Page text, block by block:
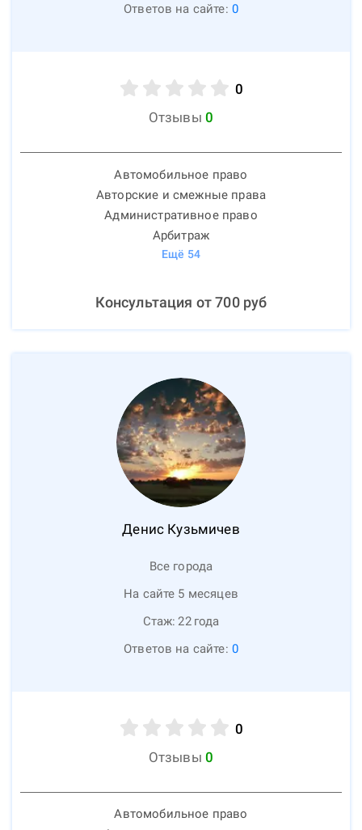
Ответов на сайте: 0
0
Отзывы 0
Автомобильное право
Авторские и смежные права
Административное право
Арбитраж
Ещё 54
Консультация от700руб
Денис Кузьмичев
Все города
На сайте 5 месяцев
Стаж: 22 года
Ответов на сайте: 0
0
Отзывы 0
Автомобильное право